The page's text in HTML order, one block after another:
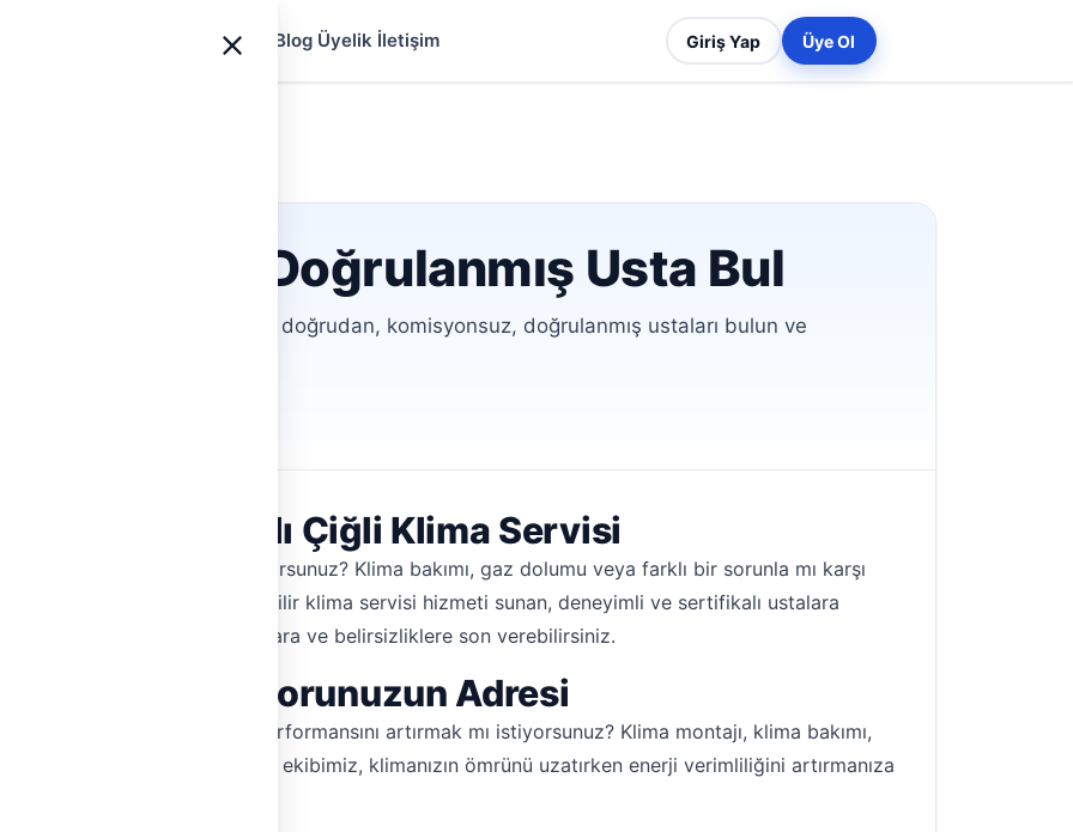
Rehberler Blog Üyelik İletişim Giriş Yap Üye Ol
İçin Doğrulanmış Usta Bul
Hemen Tesisat ile doğrudan, komisyonsuz, doğrulanmış ustaları bulun ve
Çözüm Odaklı Çiğli Klima Servisi
montajı mı yaptırmak istiyorsunuz? Klima bakımı, gaz dolumu veya farklı bir sorunla mı karşı
ve iş yerlerine hızlı ve güvenilir klima servisi hizmeti sunan, deneyimli ve sertifikalı ustalara
için uzun araştırmalara ve belirsizliklere son verebilirsiniz.
Çiğli'de Konforunuzun Adresi
Mevcut klimanızın performansını artırmak mı istiyorsunuz? Klima montajı, klima bakımı,
uzman ustalardan oluşan ekibimiz, klimanızın ömrünü uzatırken enerji verimliliğini artırmanıza